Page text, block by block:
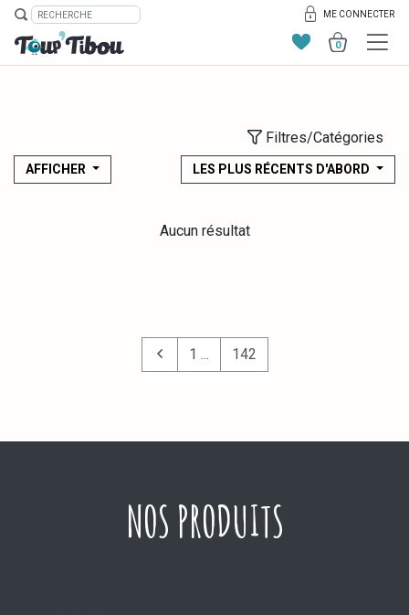
ME CONNECTER
0
Filtres/Catégories
AFFICHER LES PLUS RÉCENTS D'ABORD
Aucun résultat
1 ... 142
NOS PRODUITS